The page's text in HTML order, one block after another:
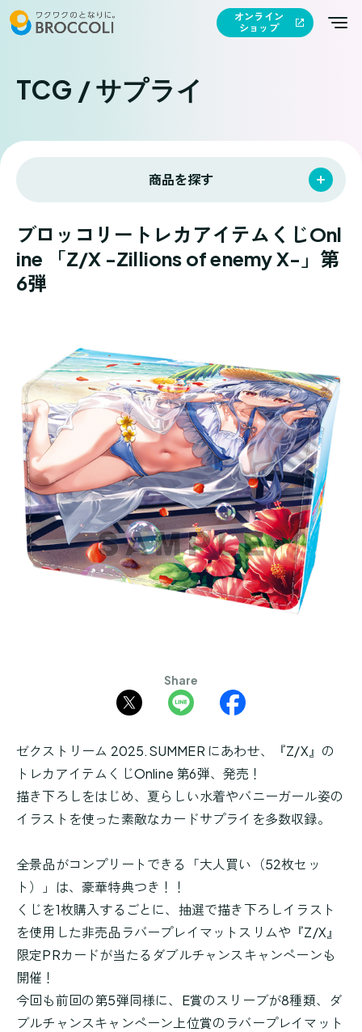
オンライン
ショップ
TCG / サプライ
商品を探す
ブロッコリートレカアイテムくじOnl
ine 「Z/X -Zillions of enemy X-」第
6弾
Share
ゼクストリーム 2025.SUMMER にあわせ、『Z/X』の
トレカアイテムくじOnline 第6弾、発売！
描き下ろしをはじめ、夏らしい水着やバニーガール姿の
イラストを使った素敵なカードサプライを多数収録。
全景品がコンプリートできる「大人買い（52枚セッ
ト）」は、豪華特典つき！！
くじを1枚購入するごとに、抽選で描き下ろしイラスト
を使用した非売品ラバープレイマットスリムや『Z/X』
限定PRカードが当たるダブルチャンスキャンペーンも
開催！
今回も前回の第5弾同様に、E賞のスリーブが8種類、ダ
ブルチャンスキャンペーン上位賞のラバープレイマット